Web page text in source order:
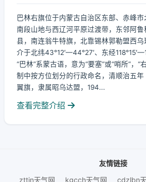
巴林右旗位于内蒙古自治区东部、赤峰
南段山地与西辽河平原过渡带，东邻阿
县，南连翁牛特旗，北靠锡林郭勒盟西
介于北纬43°12′—44°27′、东经
“巴林”系蒙古语，意为“要塞”或“哨所”，“
制中按方位划分的行政命名，清顺治五
翼旗，隶属昭乌达盟，194...
查看完整介绍
友情链接
zttjn天气网
kgcch天气网 cdzlbn